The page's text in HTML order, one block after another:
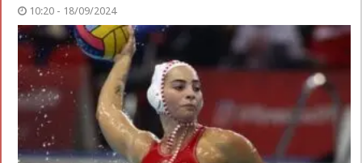
10:20 - 18/09/2024